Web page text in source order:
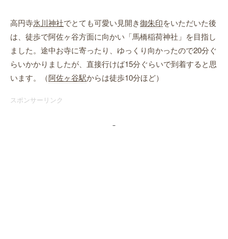
高円寺氷川神社でとても可愛い見開き御朱印をいただいた後
は、徒歩で阿佐ヶ谷方面に向かい「馬橋稲荷神社」を目指し
ました。途中お寺に寄ったり、ゆっくり向かったので20分ぐ
らいかかりましたが、直接行けば15分ぐらいで到着すると思
います。（阿佐ヶ谷駅からは徒歩10分ほど）
スポンサーリンク